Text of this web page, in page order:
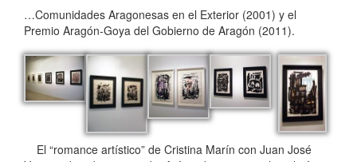
…Comunidades Aragonesas en el Exterior (2001) y el
Premio Aragón-Goya del Gobierno de Aragón (2011).
El “romance artístico” de Cristina Marín con Juan José